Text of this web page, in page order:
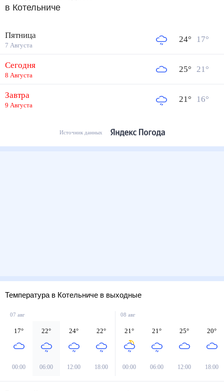
в Котельниче
Пятница
7 Августа
24° 17°
Сегодня
8 Августа
25° 21°
Завтра
9 Августа
21° 16°
Источник данных
Температура в Котельниче в выходные
07 авг
17°
00:00
22°
06:00
24°
12:00
22°
18:00
08 авг
21°
00:00
21°
06:00
25°
12:00
20°
18:00